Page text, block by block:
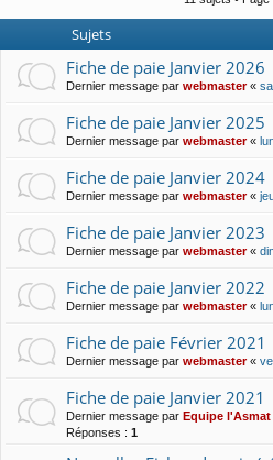
Sujets
Fiche de paie Janvier 2026
Dernier message par webmaster«
Fiche de paie Janvier 2025
Dernier message par webmaster«
Fiche de paie Janvier 2024
Dernier message par webmaster«
Fiche de paie Janvier 2023
Dernier message par webmaster«
Fiche de paie Janvier 2022
Dernier message par webmaster«
Fiche de paie Février 2021
Dernier message par webmaster«
Fiche de paie Janvier 2021
Dernier message par Equipe l'Asmat
Réponses : 1